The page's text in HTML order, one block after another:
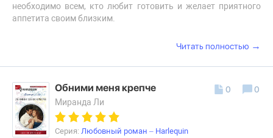
необходимо всем, кто любит готовить и желает приятного
аппетита своим близким.
Читать полностью →
Обними меня крепче
Миранда Ли
Серия: Любовный роман – Harlequin
0 0